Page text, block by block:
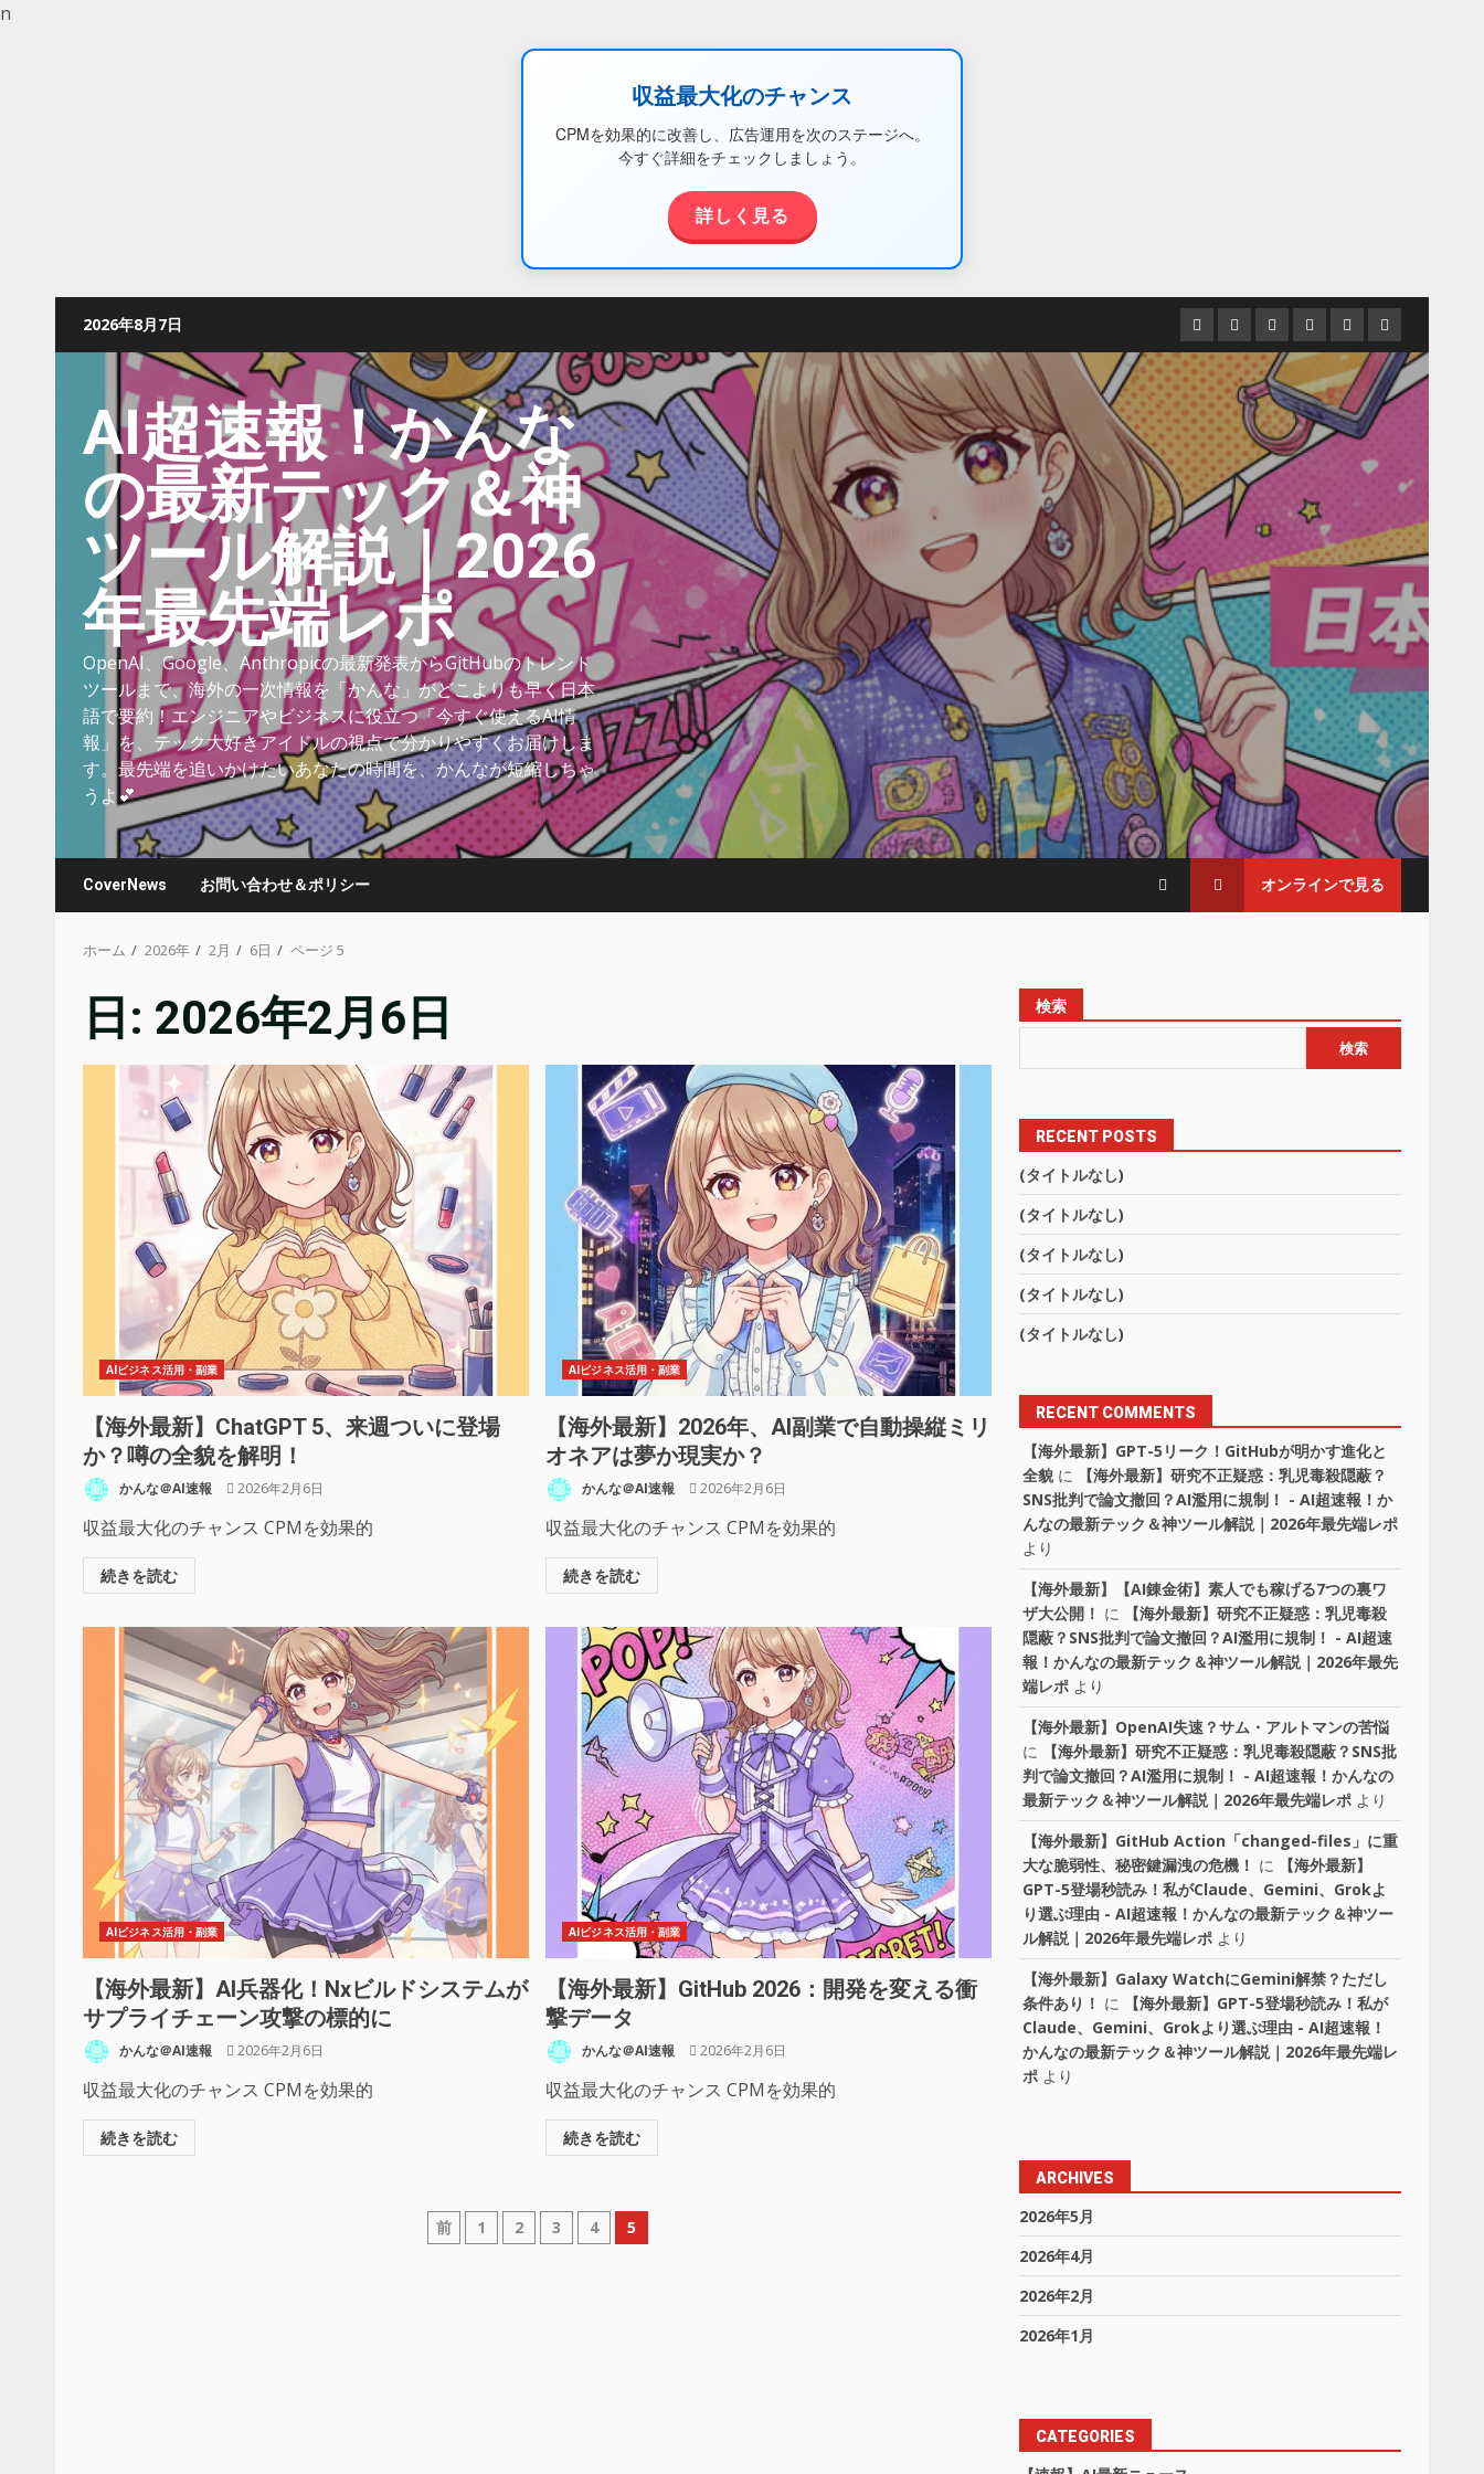
n
収益最大化のチャンス
CPMを効果的に改善し、広告運用を次のステージへ。
今すぐ詳細をチェックしましょう。
詳しく見る
2026年8月7日
AI超速報！かんな
の最新テック＆神
ツール解説｜2026
年最先端レポ
OpenAI、Google、Anthropicの最新発表からGitHubのトレンド
ツールまで、海外の一次情報を「かんな」がどこよりも早く日本
語で要約！エンジニアやビジネスに役立つ「今すぐ使えるAI情
報」を、テック大好きアイドルの視点で分かりやすくお届けしま
す。最先端を追いかけたいあなたの時間を、かんなが短縮しちゃ
うよ💕
CoverNews お問い合わせ＆ポリシー オンラインで見る
ホーム 2026年 2月 6日 ページ 5
日: 2026年2月6日
AIビジネス活用・副業
【海外最新】ChatGPT 5、来週ついに登場
か？噂の全貌を解明！
かんな＠AI速報 2026年2月6日
収益最大化のチャンス CPMを効果的
続きを読む
AIビジネス活用・副業
【海外最新】2026年、AI副業で自動操縦ミリ
オネアは夢か現実か？
かんな＠AI速報 2026年2月6日
収益最大化のチャンス CPMを効果的
続きを読む
AIビジネス活用・副業
【海外最新】AI兵器化！Nxビルドシステムが
サプライチェーン攻撃の標的に
かんな＠AI速報 2026年2月6日
収益最大化のチャンス CPMを効果的
続きを読む
AIビジネス活用・副業
【海外最新】GitHub 2026：開発を変える衝
撃データ
かんな＠AI速報 2026年2月6日
収益最大化のチャンス CPMを効果的
続きを読む
前 1 2 3 4 5
検索
検索
RECENT POSTS
(タイトルなし)
(タイトルなし)
(タイトルなし)
(タイトルなし)
(タイトルなし)
RECENT COMMENTS
【海外最新】GPT-5リーク！GitHubが明かす進化と
全貌に
【海外最新】研究不正疑惑：乳児毒殺隠蔽？
SNS批判で論文撤回？AI濫用に規制！ - AI超速報！か
んなの最新テック＆神ツール解説｜2026年最先端レポ
より
【海外最新】【AI錬金術】素人でも稼げる7つの裏ワ
ザ大公開！ に
【海外最新】研究不正疑惑：乳児毒殺
隠蔽？SNS批判で論文撤回？AI濫用に規制！ - AI超速
報！かんなの最新テック＆神ツール解説｜2026年最先
端レポ より
【海外最新】OpenAI失速？サム・アルトマンの苦悩
に
【海外最新】研究不正疑惑：乳児毒殺隠蔽？SNS批
判で論文撤回？AI濫用に規制！ - AI超速報！かんなの
最新テック＆神ツール解説｜2026年最先端レポ より
【海外最新】GitHub Action「changed-files」に重
大な脆弱性、秘密鍵漏洩の危機！ に
【海外最新】
GPT-5登場秒読み！私がClaude、Gemini、Grokよ
り選ぶ理由 - AI超速報！かんなの最新テック＆神ツー
ル解説｜2026年最先端レポ より
【海外最新】Galaxy WatchにGemini解禁？ただし
条件あり！ に
【海外最新】GPT-5登場秒読み！私が
Claude、Gemini、Grokより選ぶ理由 - AI超速報！
かんなの最新テック＆神ツール解説｜2026年最先端レ
ポ より
ARCHIVES
2026年5月
2026年4月
2026年2月
2026年1月
CATEGORIES